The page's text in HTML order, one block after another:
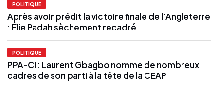
POLITIQUE
Après avoir prédit la victoire finale de l'Angleterre
: Élie Padah sèchement recadré
POLITIQUE
PPA-CI : Laurent Gbagbo nomme de nombreux
cadres de son parti à la tête de la CEAP